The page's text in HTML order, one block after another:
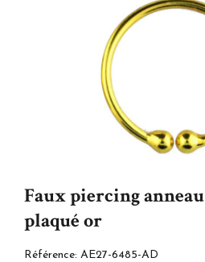
Faux piercing anneau
plaqué or
Référence: AE27-6485-AD